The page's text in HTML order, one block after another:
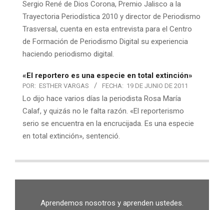
Sergio René de Dios Corona, Premio Jalisco a la
Trayectoria Periodística 2010 y director de Periodismo
Trasversal, cuenta en esta entrevista para el Centro
de Formación de Periodismo Digital su experiencia
haciendo periodismo digital.
«El reportero es una especie en total extinción»
POR: ESTHER VARGAS FECHA: 19 DE JUNIO DE 2011
Lo dijo hace varios días la periodista Rosa María
Calaf, y quizás no le falta razón. «El reporterismo
serio se encuentra en la encrucijada. Es una especie
en total extinción», sentenció.
Aprendemos nosotros y aprenden ustedes.